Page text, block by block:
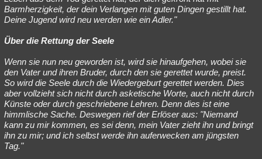
Barmherzigkeit, der dein Verlangen mit guten Dingen gestillt hat.
Deine Jugend wird neu werden wie ein Adler."
Über die Rettung der Seele
Wenn sie nun neu geworden ist, wird sie hinaufgehen, wobei sie
den Vater und ihren Bruder, durch den sie gerettet wurde, preist.
So wird die Seele durch die Wiedergeburt gerettet werden. Dies
aber vollzieht sich nicht durch asketische Worte, auch nicht durch
Künste oder durch geschriebene Lehren. Denn dies ist eine
himmlische Sache. Deswegen rief der Erlöser aus: "Niemand
kann zu mir kommen, es sei denn, mein Vater zieht ihn und bringt
ihn zu mir; und ich selbst werde ihn auferwecken am jüngsten
Tag."